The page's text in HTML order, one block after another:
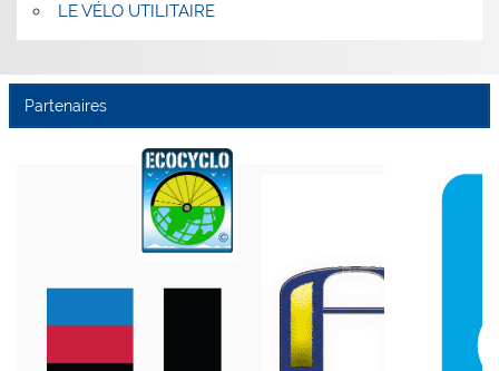
LE VÉLO UTILITAIRE
Partenaires